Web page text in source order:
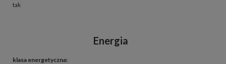
tak
Energia
klasa energetyczna: